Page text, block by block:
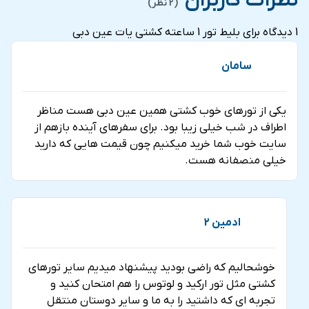
فروش در شهرهای تهران، شیراز، ساری و دبی می باشد.
شود.
(2 نظر)
1 دیدگاه برای بلیط تور 1 ساعته کشتی یات عین دبی
سامان
یکی از تورهای خوب کشتی همین عین دبی هست مناظر
اطراف در شب خیلی زیبا بود. برای سفرهای آینده بازهم از
سایت خوب شما خرید میکنیم چون قیمت هایی که دارید
خیلی منصفانه هست.
ادمین 2
خوشحالیم که راضی بودید پیشنهاد میدیم سایر تورهای
کشتی مثل تور ارکید و لوتوس را هم امتحان کنید و
تجربه ای که داشتید را به ما و سایر دوستان منتقل